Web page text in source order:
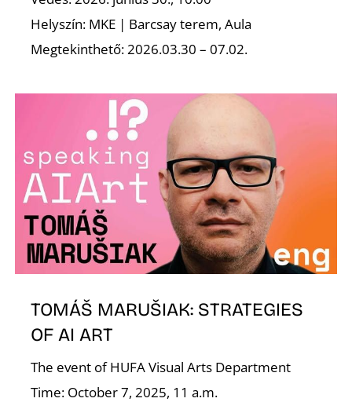
Helyszín: MKE | Barcsay terem, Aula
Megtekinthető: 2026.03.30 – 07.02.
TOMÁŠ MARUŠIAK: STRATEGIES
OF AI ART
The event of HUFA Visual Arts Department
Time: October 7, 2025, 11 a.m.